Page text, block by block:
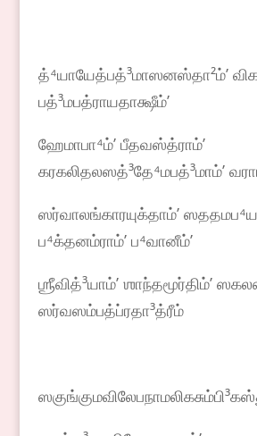
த்⁴யாயேத்பத்³மாஸனஸ்தா²ம்ʼ
பத்³மபத்ராயதாக்ஷீம்ʼ
ஹேமாபா⁴ம்ʼ பீதவஸ்த்ராம்ʼ
கரகலிதலஸத்³தே⁴மபத்³மாம்ʼ
ஸர்வாலங்காரயுக்தாம்ʼ
ப⁴க்தனம்ராம்ʼ ப⁴வானீம்ʼ
ஶ்ரீவித்³யாம்ʼ ஶாந்தமூர்திம்ʼ
ஸர்வஸம்பத்ப்ரதா³த்ரீம்